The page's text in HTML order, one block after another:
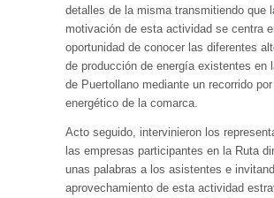
detalles de la misma transmitiendo que
motivación de esta actividad se centra
oportunidad de conocer las diferentes
de producción de energía existentes en
de Puertollano mediante un recorrido
energético de la comarca.
Acto seguido, intervinieron los
las empresas participantes en la Ruta
unas palabras a los asistentes e
aprovechamiento de esta actividad